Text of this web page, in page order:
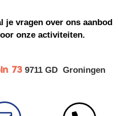
je vragen over ons aanbod
onze activiteiten.
739711 GD Groningen